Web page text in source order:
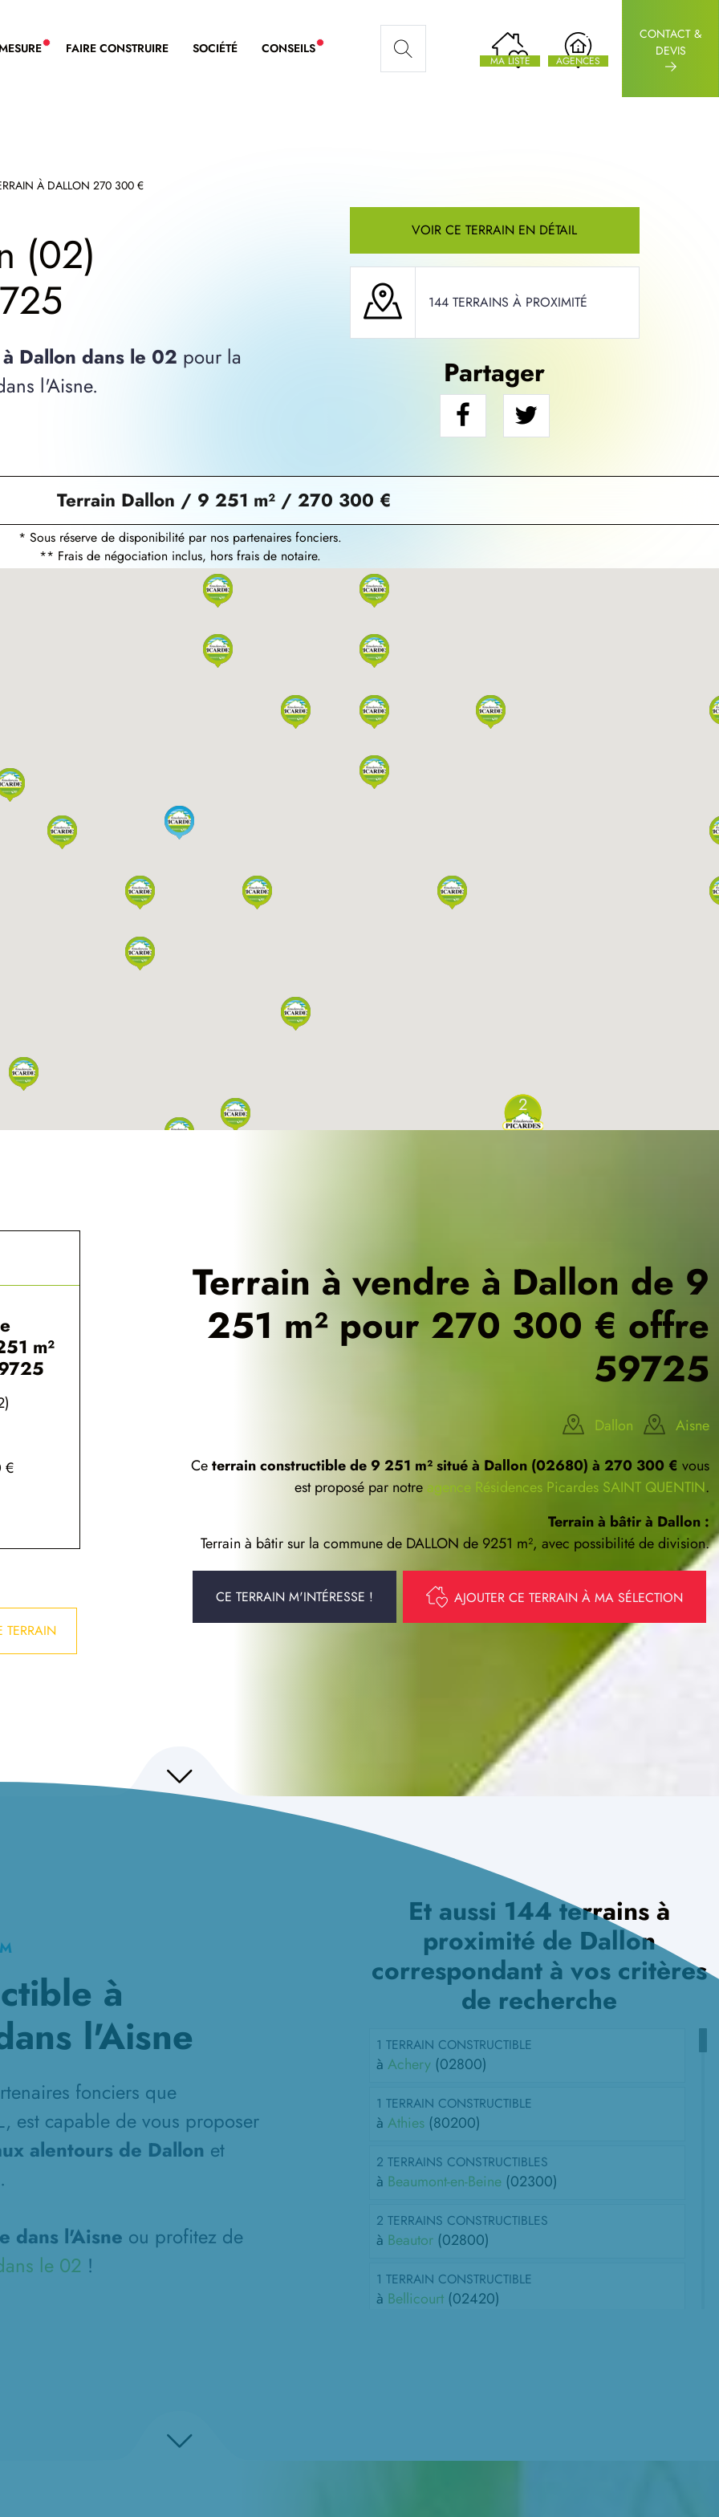
NOUVEAU SERVICE BDL EXTENSION
FAIRE CONSTRUIRE SOCIÉTÉ CONSEILS NOUVEAUX ARTICLES
MA LISTE AGENCES
CONTACT &
DEVIS
À DALLON 270 300 €
(02)
Dallon dans le 02 pour la
l'Aisne.
VOIR CE TERRAIN EN DÉTAIL
144 TERRAINS À PROXIMITÉ
Partager
Terrain Dallon / 9 251 m² / 270 300 €
* Sous réserve de disponibilité par nos partenaires fonciers.
** Frais de négociation inclus, hors frais de notaire.
2
Terrain à vendre à Dallon de 9
251 m² pour 270 300 € offre
59725
Dallon
Aisne
Ceterrain constructible de 9 251 m² situé à Dallon (02680) à 270 300 € vous
est proposé par notreagence Résidences Picardes SAINT QUENTIN.
Terrain à bâtir à Dallon :
Terrain à bâtir sur la commune de DALLON de 9251 m², avec possibilité de division.
CE TERRAIN M'INTÉRESSE ! AJOUTER CE TERRAIN À MA SÉLECTION
m²
€
TERRAIN
à
l'Aisne
fonciers que
est capable de vous proposer
alentours de Dallon et
dans l'Aisne ou profitez de
le 02 !
Et aussi 144 terrains à
proximité de Dallon
correspondant à vos critères
de recherche
1 TERRAIN CONSTRUCTIBLE
à Achery (02800)
1 TERRAIN CONSTRUCTIBLE
à Athies (80200)
2 TERRAINS CONSTRUCTIBLES
à Beaumont-en-Beine (02300)
2 TERRAINS CONSTRUCTIBLES
à Beautor (02800)
1 TERRAIN CONSTRUCTIBLE
à Bellicourt (02420)